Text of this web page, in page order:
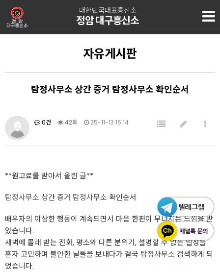
대한민국대표흥신소
정암 대구흥신소
자유게시판
탐정사무소 상간 증거 탐정사무소 확인순서
0건 42회 25-11-13 16:14
**원고료를 받아서 올린 글**
탐정사무소 상간 증거 탐정사무소 확인순서
배우자의 이상한 행동이 계속되면서 마음 한편이 무너지는 느낌을 받
았습니다.
새벽에 몰래 받는 전화, 평소와 다른 분위기, 설명할 수 없는 일정들.
혼자 고민하며 불안한 날들을 보내다가 결국 탐정사무소 검색하게 되
었습니다.